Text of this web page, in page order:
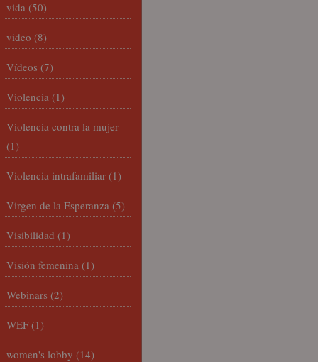
vida (50)
video (8)
Vídeos (7)
Violencia (1)
Violencia contra la mujer
(1)
Violencia intrafamiliar (1)
Virgen de la Esperanza (5)
Visibilidad (1)
Visión femenina (1)
Webinars (2)
WEF (1)
women's lobby (14)